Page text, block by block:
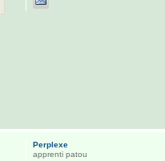
Perplexe
apprenti patou